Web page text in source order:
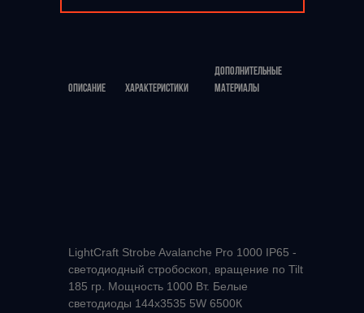
ОПИСАНИЕ
ДОПОЛНИТЕЛЬНЫЕ
МАТЕРИАЛЫ
ХАРАКТЕРИСТИКИ
LightCraft Strobe Avalanche Pro 1000 IP65 -
светодиодный стробоскоп, вращение по Tilt
185 гр. Мощность 1000 Вт. Белые
светодиоды 144x3535 5W 6500К